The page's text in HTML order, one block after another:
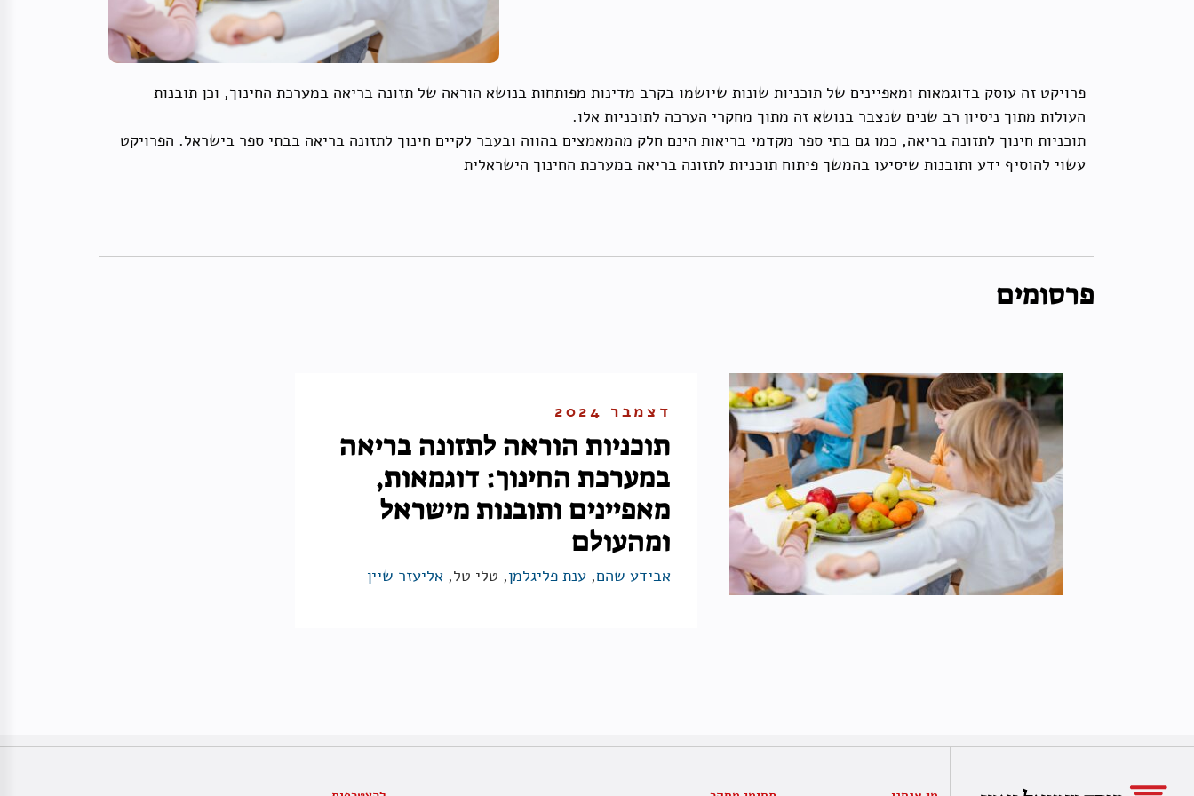
פרויקט זה עוסק בדוגמאות ומאפיינים של תוכניות שונות שיושמו בקרב מדינות מפותחות בנושא הוראה של תזונה בריאה במערכת החינוך, וכן תובנות
העולות מתוך ניסיון רב שנים שנצבר בנושא זה מתוך מחקרי הערכה לתוכניות אלו.
תוכניות חינוך לתזונה בריאה, כמו גם בתי ספר מקדמי בריאות הינם חלק מהמאמצים בהווה ובעבר לקיים חינוך לתזונה בריאה בבתי ספר בישראל. הפרויקט
עשוי להוסיף ידע ותובנות שיסיעו בהמשך פיתוח תוכניות לתזונה בריאה במערכת החינוך הישראלית
פרסומים
דצמבר 2024
תוכניות הוראה לתזונה בריאה
במערכת החינוך: דוגמאות,
מאפיינים ותובנות מישראל
ומהעולם
אבידע שהם, ענת פליגלמן, טלי טל, אליעזר שיין